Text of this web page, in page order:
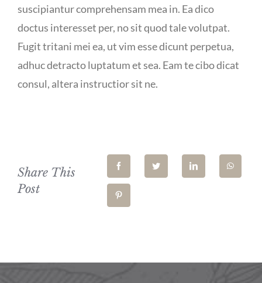
suscipiantur comprehensam mea in. Ea dico
doctus interesset per, no sit quod tale volutpat.
Fugit tritani mei ea, ut vim esse dicunt perpetua,
adhuc detracto luptatum et sea. Eam te cibo dicat
consul, altera instructior sit ne.
Share This
Post